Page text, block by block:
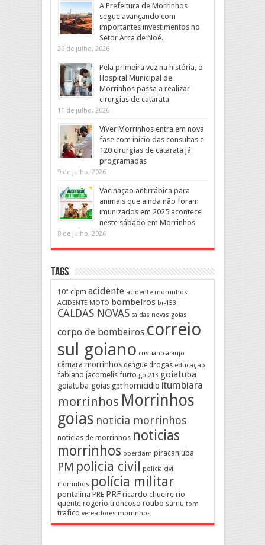
A Prefeitura de Morrinhos
segue avançando com
importantes investimentos no
Setor Arca de Noé.
29 de julho, 2026
Pela primeira vez na história, o
Hospital Municipal de
Morrinhos passa a realizar
cirurgias de catarata
11 de julho, 2026
ViVer Morrinhos entra em nova
fase com início das consultas e
120 cirurgias de catarata já
programadas
9 de julho, 2026
Vacinação antirrábica para
animais que ainda não foram
imunizados em 2025 acontece
neste sábado em Morrinhos
8 de julho, 2026
Tags
10ª cipm acidente acidente morrinhos
ACIDENTE MOTO bombeiros br-153
CALDAS NOVAS caldas novas goias
corpo de bombeiros correio
sul goiano cristiano araujo
câmara morrinhos dengue drogas educação
fabiano jacomelis furto go-213 goiatuba
goiatuba goias gpt homicidio itumbiara
morrinhos Morrinhos
goias noticia morrinhos
noticias de morrinhos noticias
morrinhos oberdam piracanjuba
PM policia civil policia civil
morrinhos polícia militar
pontalina PRE PRF ricardo chueire rio
quente rogerio troncoso roubo samu tom
trafico vereadores morrinhos